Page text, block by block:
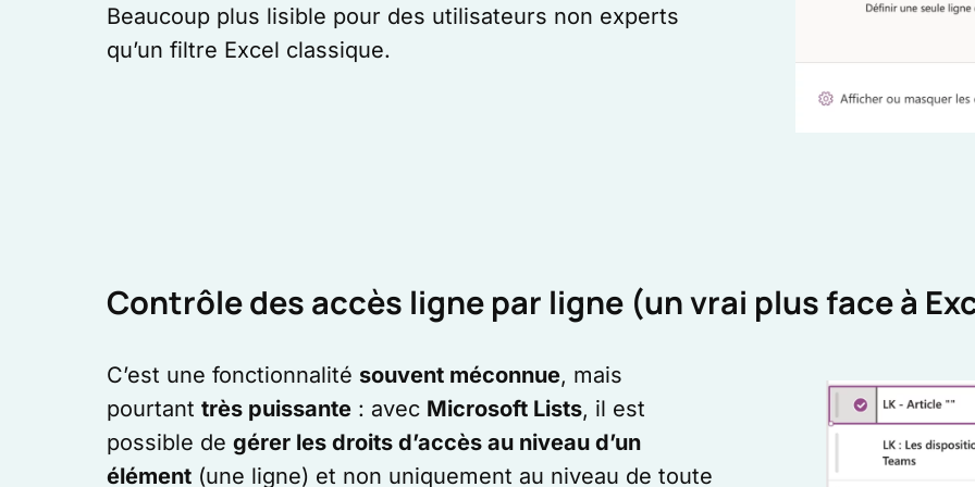
Beaucoup plus lisible pour des utilisateurs non experts
qu’un filtre Excel classique.
Contrôle des accès ligne par ligne (un vrai plus face à
C’est une fonctionnalité souvent méconnue, mais
pourtant très puissante : avec Microsoft Lists, il est
possible de gérer les droits d’accès au niveau d’un
élément (une ligne) et non uniquement au niveau de toute